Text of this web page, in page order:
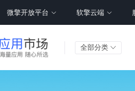
微擎开放平台 软擎云端
全部分类